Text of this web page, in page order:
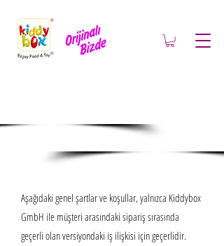
ve koşulları
Aşağıdaki genel şartlar ve koşullar, yalnızca Kiddybox
GmbH ile müşteri arasındaki sipariş sırasında
geçerli olan versiyondaki iş ilişkisi için geçerlidir.